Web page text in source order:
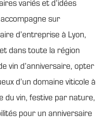
sur
d’entreprise à Lyon,
dans toute la région
vin d’anniversaire, opter
d’un domaine viticole à
du vin, festive par nature,
pour un anniversaire